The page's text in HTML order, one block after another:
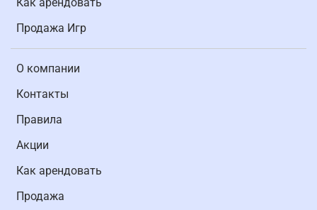
Продажа Игр
О компании
Контакты
Правила
Акции
Как арендовать
Продажа